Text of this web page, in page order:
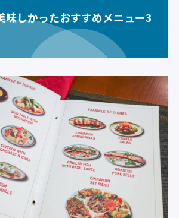
味しかったおすすめメニュー3